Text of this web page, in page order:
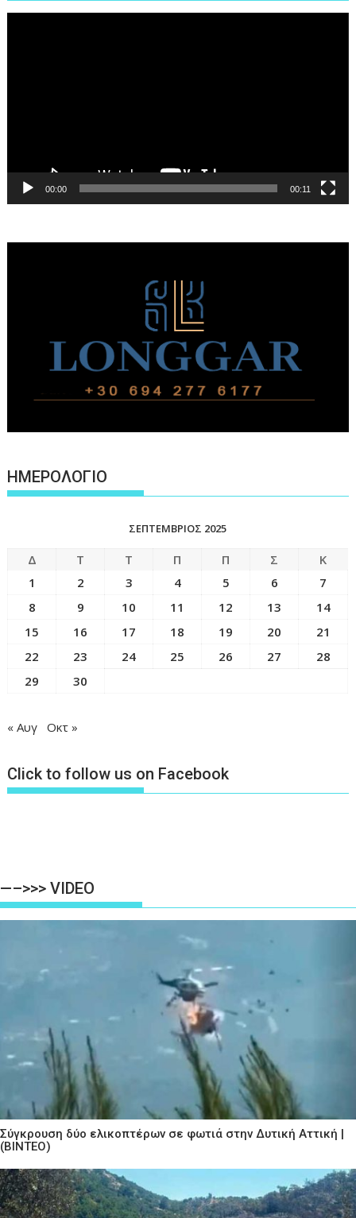
00:00 00:11
ΗΜΕΡΟΛΟΓΙΟ
ΣΕΠΤΈΜΒΡΙΟΣ 2025
Δ Τ Τ Π Π Σ
Κ
1
2 3 4 5 6
7
8
9 10 11 12 13
14
15
16 17 18 19 20
21
22
23 24 25 26 27
28
29
30
« Αυγ Οκτ »
Click to follow us on Facebook
—–>>> VIDEO
Σύγκρουση δύο ελικοπτέρων σε φωτιά στην Δυτική Αττική |
(ΒΙΝΤΕΟ)